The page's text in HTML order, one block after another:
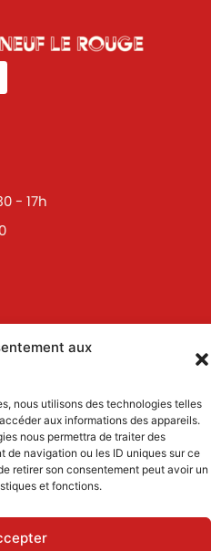
aux
nous utilisons des technologies telles
aux informations des appareils.
nous permettra de traiter des
de navigation ou les ID uniques sur ce
retirer son consentement peut avoir un
et fonctions.
- 17h
&
!
informations et